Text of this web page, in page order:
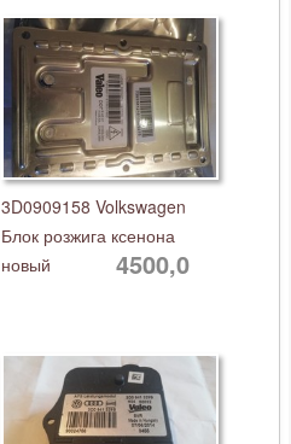
3D0909158 Volkswagen
Блок розжига ксенона
новый
4500,0